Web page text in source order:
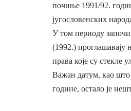
почиње 1991/92.
југословенских
У том периоду
(1992.) проглашавају
права које су стекле
Важан датум, као што
године, остало је